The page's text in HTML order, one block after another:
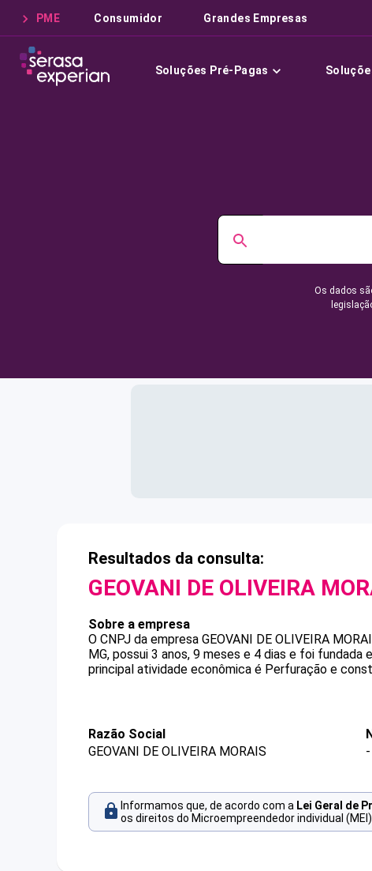
PME Consumidor Grandes Empresas
Soluções Pré-Pagas
Os dados
Resultados da consulta:
GEOVANI DE OLIVEIRA
Sobre a empresa
O CNPJ da empresa GEOVANI DE OLIVEIRA
MG, possui 3 anos, 9 meses e 4 dias e foi fundada
principal atividade econômica é Perfuração e
Razão Social
GEOVANI DE OLIVEIRA MORAIS
-
Informamos que, de acordo com a Lei Geral de
os direitos do Microempreendedor individual